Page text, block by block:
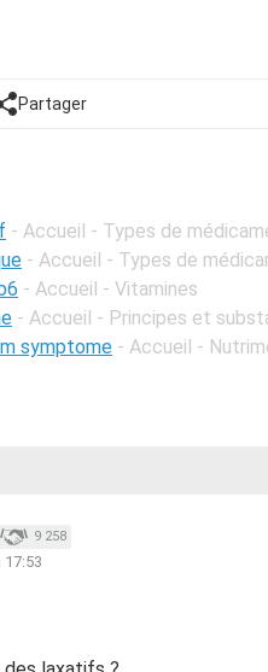
Partager
- Accueil - Types de
- Accueil - Types de
- Accueil - Vitamines
- Accueil - Principes et
symptome - Accueil -
9 258
17:53